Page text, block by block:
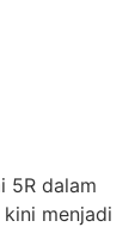
5R dalam
menjadi